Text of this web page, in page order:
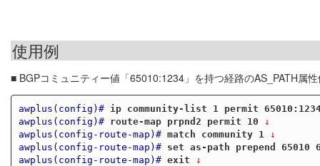
使用例
■ BGPコミュニティー値「65010:1234」を持つ経路のAS_PATH属
awplus(config)#
ip community-list 1 permit
awplus(config)#
route-map prpnd2 permit 10 ↓
awplus(config-route-map)# match community 1
↓
awplus(config-route-map)#
set as-path prepend 65010
awplus(config-route-map)# exit ↓